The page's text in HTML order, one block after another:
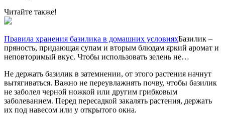
Читайте также!
Правила хранения базилика в домашних условияхБазилик –
пряность, придающая супам и вторым блюдам яркий аромат и
неповторимый вкус. Чтобы использовать зелень не…
Не держать базилик в затемнении, от этого растения начнут
вытягиваться. Важно не переувлажнять почву, чтобы базилик
не заболел черной ножкой или другим грибковым
заболеванием. Перед пересадкой закалять растения, держать
их под навесом или у открытого окна.